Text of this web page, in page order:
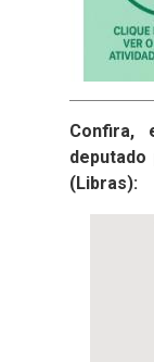
Confira,
deputado
(Libras):